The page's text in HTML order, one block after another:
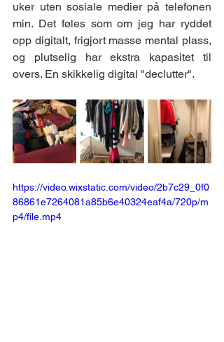
uker uten sosiale medier på telefonen
min. Det føles som om jeg har ryddet
opp digitalt, frigjort masse mental plass,
og plutselig har ekstra kapasitet til
overs. En skikkelig digital "declutter".
https://video.wixstatic.com/video/2b7c29_0f0
86861e7264081a85b6e40324eaf4a/720p/m
p4/file.mp4